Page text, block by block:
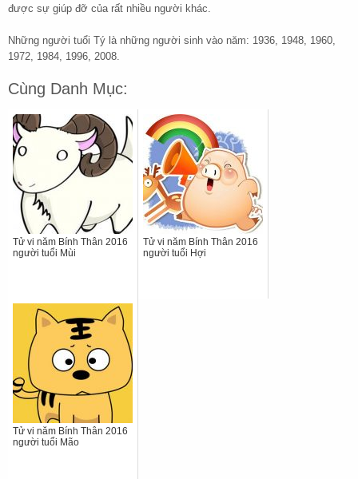
được sự giúp đỡ của rất nhiều người khác.
Những người tuổi Tý là những người sinh vào năm: 1936, 1948, 1960,
1972, 1984, 1996, 2008.
Cùng Danh Mục:
Tử vi năm Bính Thân 2016
người tuổi Mùi
Tử vi năm Bính Thân 2016
người tuổi Hợi
Tử vi năm Bính Thân 2016
người tuổi Mão